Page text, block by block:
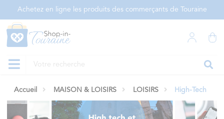
Achetez en ligne les produits des commerçants de Touraine
Accueil MAISON & LOISIRS LOISIRS High-Tech
Panneau de gestion des cookies